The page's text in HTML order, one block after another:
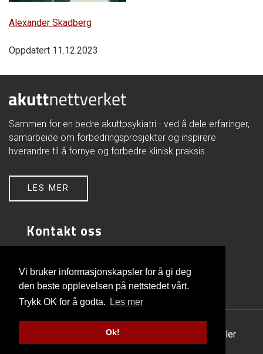
Vi bruker informasjonskapsler for å gi deg
den beste opplevelsen på nettstedet vårt.
Trykk OK for å godta.
Les mer
Ok!
Alexander Skadberg
Oppdatert 11.12.2023
Sammen for en bedre akuttpsykiatri - ved å dele erfaringer,
samarbeide om forbedringsprosjekter og inspirere
hverandre til å fornye og forbedre klinisk praksis.
LES MER
Kontakt oss
FOU-avd. psykisk helsevern
Akershus universitetssykehus
1478 Lørenskog
Personvern og informasjonskapsler
Utviklet av Netlab|Publiseres i eRedaktør